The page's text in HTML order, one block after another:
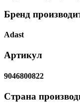
Бренд
Adast
Артикул
9046800822
Страна